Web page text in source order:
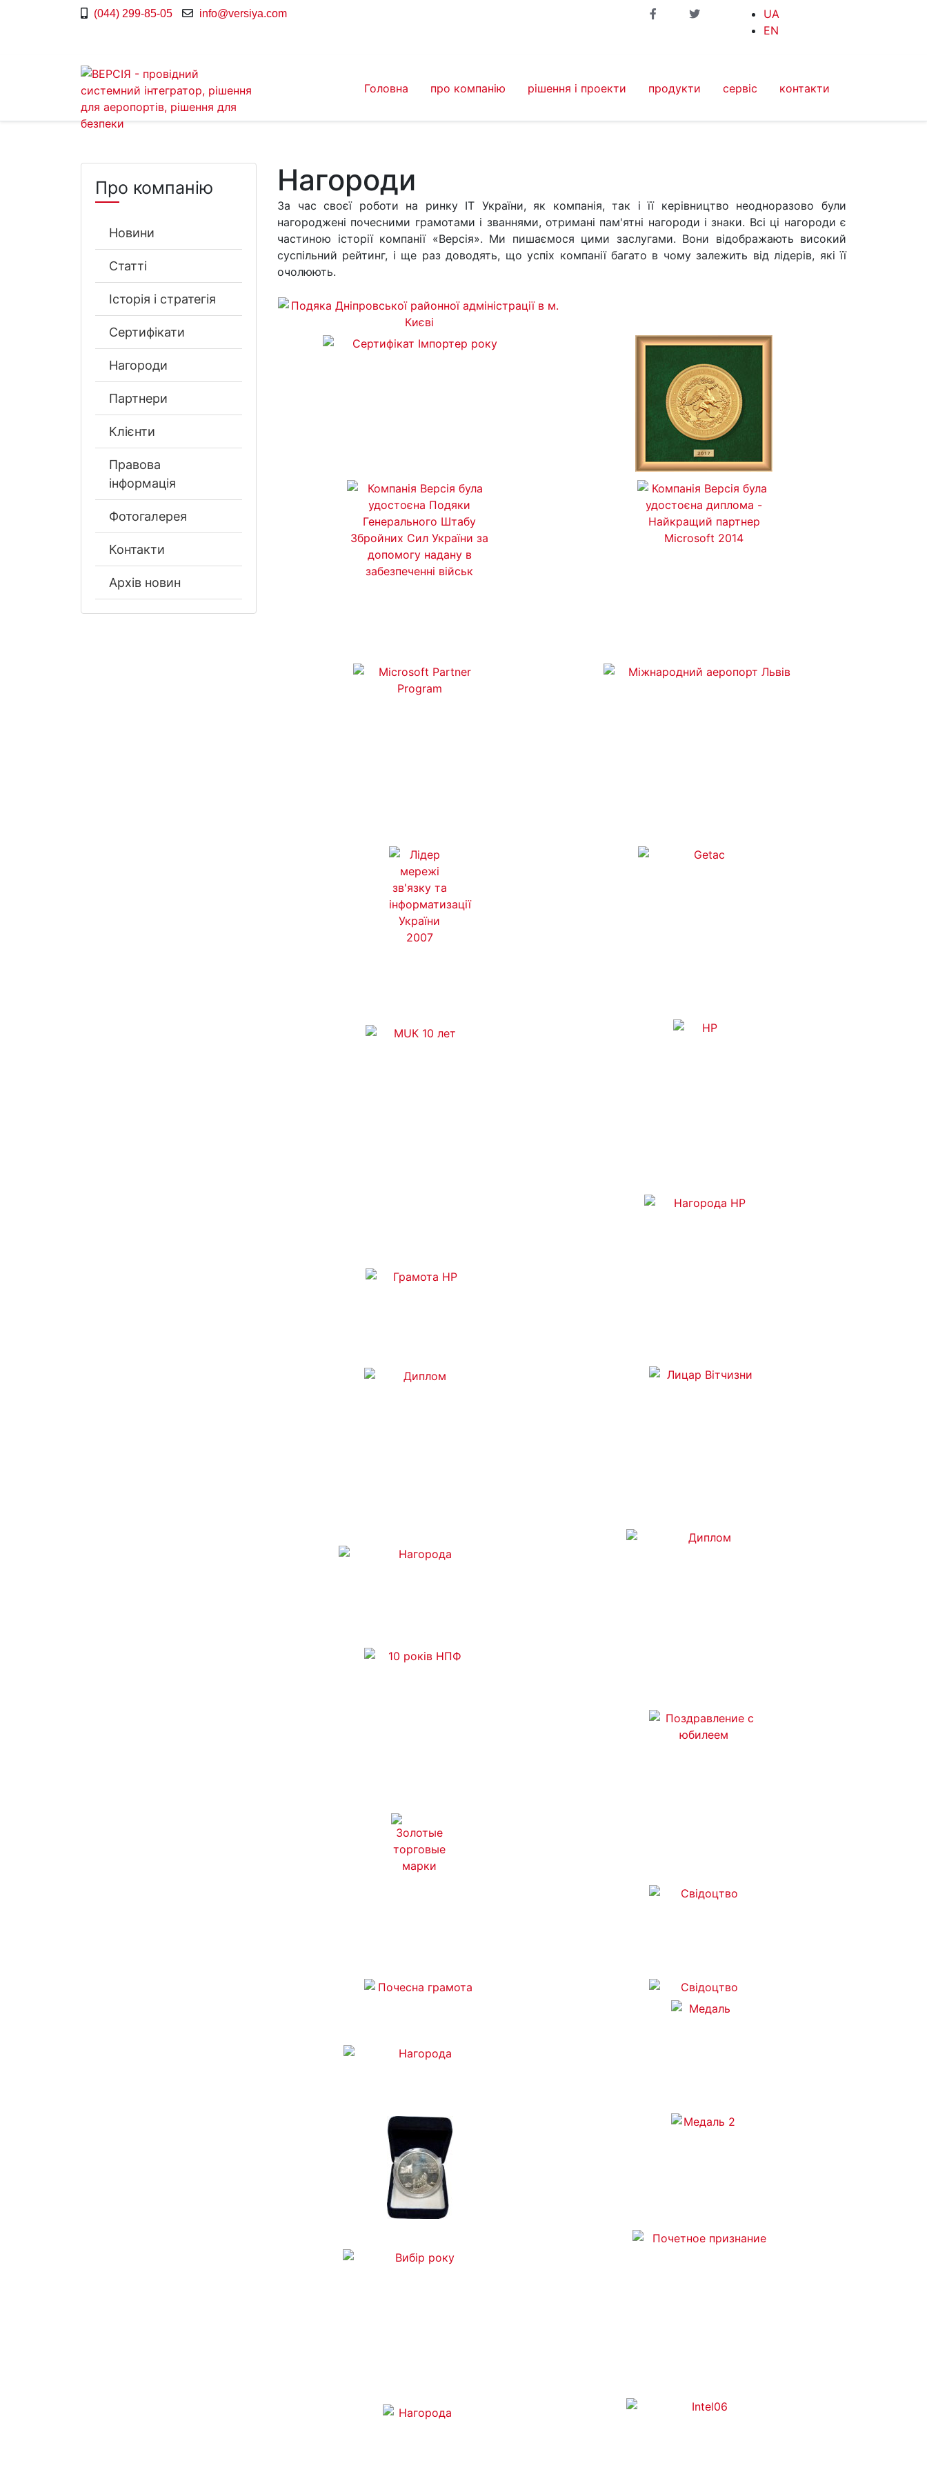
(044) 299-85-05 info@versiya.com
UA
EN
Головна про компанію рішення і проекти продукти сервіс контакти
Про компанію
Новини
Статті
Історія і стратегія
Сертифікати
Нагороди
Партнери
Клієнти
Правова
інформація
Фотогалерея
Контакти
Архів новин
Нагороди
За час своєї роботи на ринку ІТ України, як компанія, так і її керівництво неодноразово були
нагороджені почесними грамотами і званнями, отримані пам'ятні нагороди і знаки. Всі ці нагороди є
частиною історії компанії «Версія». Ми пишаємося цими заслугами. Вони відображають високий
суспільний рейтинг, і ще раз доводять, що успіх компанії багато в чому залежить від лідерів, які її
очолюють.